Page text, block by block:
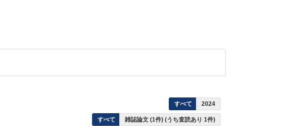
すべて 2024
すべて 雑誌論文 (1件) (うち査読あり 1件)